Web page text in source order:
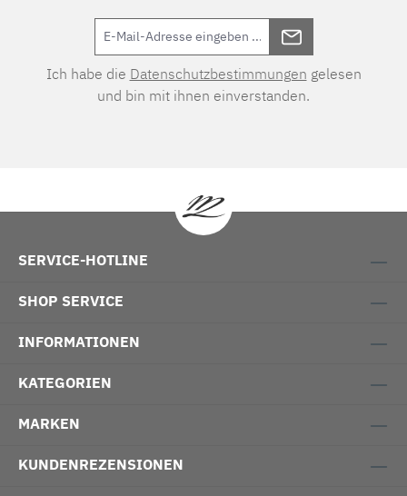
Ich habe die Datenschutzbestimmungen gelesen
und bin mit ihnen einverstanden.
SERVICE-HOTLINE
SHOP SERVICE
INFORMATIONEN
KATEGORIEN
MARKEN
KUNDENREZENSIONEN